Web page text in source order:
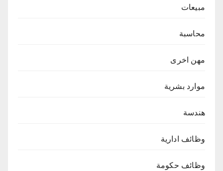
مبيعات
محاسبة
مهن اخرى
موارد بشرية
هندسة
وظائف ادارية
وظائف حكومة